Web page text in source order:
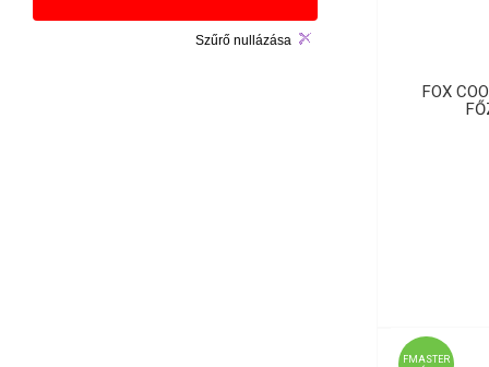
FOX
FMASTER
Szűrő nullázása